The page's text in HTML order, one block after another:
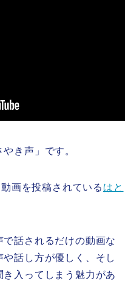
き声」です。
画を投稿されている はと
話されるだけの動画な
話し方が優しく、そし
入ってしまう魅力があ